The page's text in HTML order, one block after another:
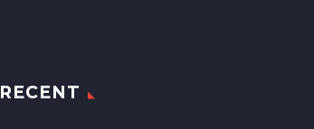
RECENT